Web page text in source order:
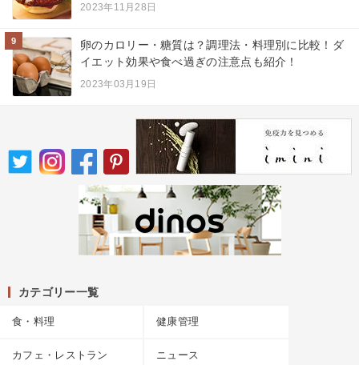
2023年11月28日
9
卵のカロリー・糖質は？調理法・料理別に比較！ダ
イエット効果や食べ過ぎの注意点も紹介！
2023年03月19日
カテゴリー一覧
食・料理 健康管理
カフェ・レストラン ニュース